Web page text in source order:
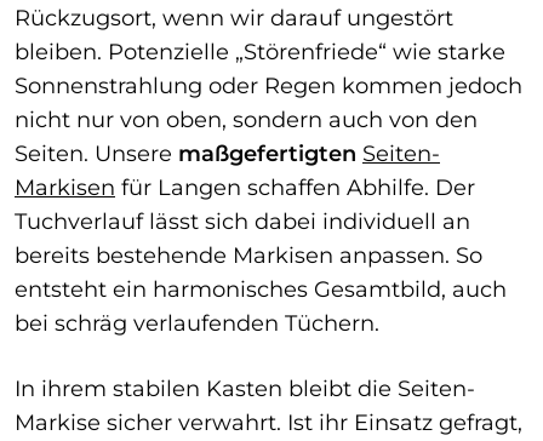
Rückzugsort, wenn wir darauf ungestört
bleiben. Potenzielle „Störenfriede“ wie starke
Sonnenstrahlung oder Regen kommen jedoch
nicht nur von oben, sondern auch von den
Seiten. Unsere maßgefertigten Seiten-
Markisen für Langen schaffen Abhilfe. Der
Tuchverlauf lässt sich dabei individuell an
bereits bestehende Markisen anpassen. So
entsteht ein harmonisches Gesamtbild, auch
bei schräg verlaufenden Tüchern.
In ihrem stabilen Kasten bleibt die Seiten-
Markise sicher verwahrt. Ist ihr Einsatz gefragt,